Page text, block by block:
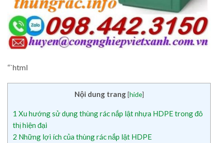
“`html
Nội dung trang [hide]
1 Xu hướng sử dụng thùng rác nắp lật nhựa HDPE trong đô
thị hiện đại
2 Những lợi ích của thùng rác nắp lật HDPE